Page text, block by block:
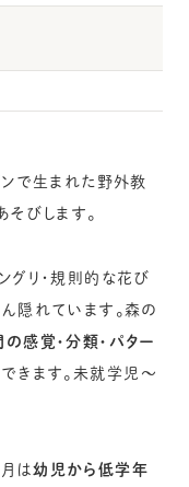
ンで生まれた野外教
そびします。
グリ・規則的な花び
隠れています。森の
感覚・分類・パター
きます。未就学児〜
は幼児から低学年